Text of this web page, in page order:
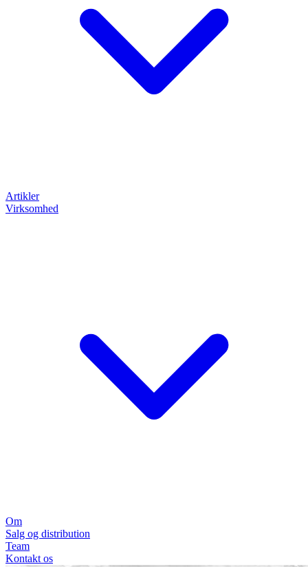
Artikler
Virksomhed
Om
Salg og distribution
Team
Kontakt os